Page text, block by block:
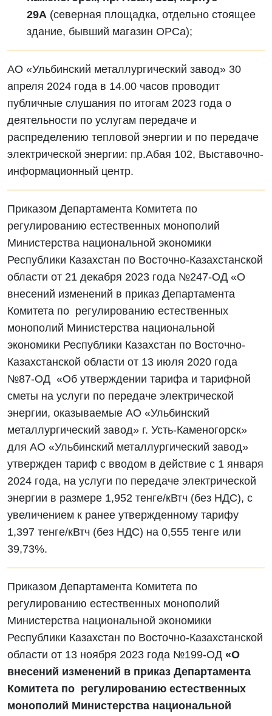
29А (северная площадка, отдельно стоящее
здание, бывший магазин ОРСа);
АО «Ульбинский металлургический завод» 30
апреля 2024 года в 14.00 часов проводит
публичные слушания по итогам 2023 года о
деятельности по услугам передаче и
распределению тепловой энергии и по передаче
электрической энергии: пр.Абая 102, Выставочно-
информационный центр.
Приказом Департамента Комитета по
регулированию естественных монополий
Министерства национальной экономики
Республики Казахстан по Восточно-Казахстанской
области от 21 декабря 2023 года №247-ОД «О
внесений изменений в приказ Департамента
Комитета по регулированию естественных
монополий Министерства национальной
экономики Республики Казахстан по Восточно-
Казахстанской области от 13 июля 2020 года
№87-ОД «Об утверждении тарифа и тарифной
сметы на услуги по передаче электрической
энергии, оказываемые АО «Ульбинский
металлургический завод» г. Усть-Каменогорск»
для АО «Ульбинский металлургический завод»
утвержден тариф с вводом в действие с 1 января
2024 года, на услуги по передаче электрической
энергии в размере 1,952 тенге/кВтч (без НДС), с
увеличением к ранее утвержденному тарифу
1,397 тенге/кВтч (без НДС) на 0,555 тенге или
39,73%.
Приказом Департамента Комитета по
регулированию естественных монополий
Министерства национальной экономики
Республики Казахстан по Восточно-Казахстанской
области от 13 ноября 2023 года №199-ОД «О
внесений изменений в приказ Департамента
Комитета по регулированию естественных
монополий Министерства национальной